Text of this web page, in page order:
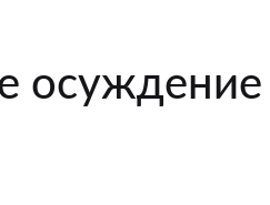
осуждение